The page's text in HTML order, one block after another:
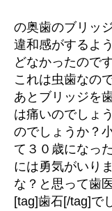
の奥歯のブリッ
違和感がするよ
どなかったので
これは虫歯なの
あとブリッジを
は痛いのでしょ
のでしょうか？
て３０歳になっ
には勇気がいり
な？と思って歯
[tag]歯石[/tag]で